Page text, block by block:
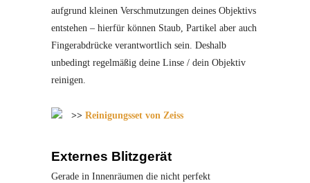
aufgrund kleinen Verschmutzungen deines Objektivs
entstehen – hierfür können Staub, Partikel aber auch
Fingerabdrücke verantwortlich sein. Deshalb
unbedingt regelmäßig deine Linse / dein Objektiv
reinigen.
>> Reinigungsset von Zeiss
Externes Blitzgerät
Gerade in Innenräumen die nicht perfekt